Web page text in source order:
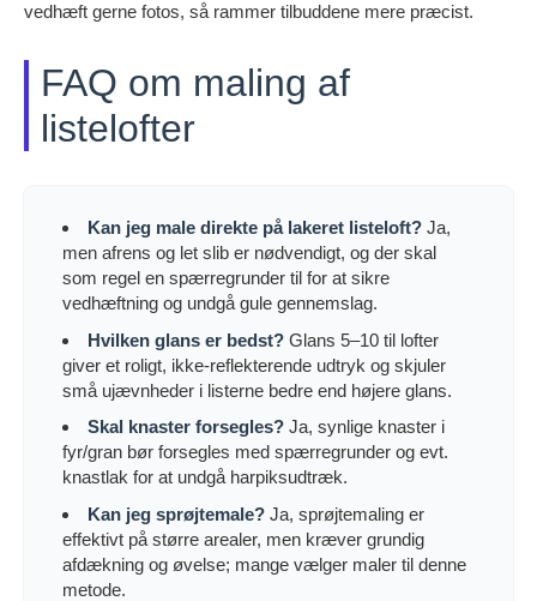
vedhæft gerne fotos, så rammer tilbuddene mere præcist.
FAQ om maling af
listelofter
Kan jeg male direkte på lakeret listeloft? Ja,
men afrens og let slib er nødvendigt, og der skal
som regel en spærregrunder til for at sikre
vedhæftning og undgå gule gennemslag.
Hvilken glans er bedst? Glans 5–10 til lofter
giver et roligt, ikke-reflekterende udtryk og skjuler
små ujævnheder i listerne bedre end højere glans.
Skal knaster forsegles? Ja, synlige knaster i
fyr/gran bør forsegles med spærregrunder og evt.
knastlak for at undgå harpiksudtræk.
Kan jeg sprøjtemale? Ja, sprøjtemaling er
effektivt på større arealer, men kræver grundig
afdækning og øvelse; mange vælger maler til denne
metode.